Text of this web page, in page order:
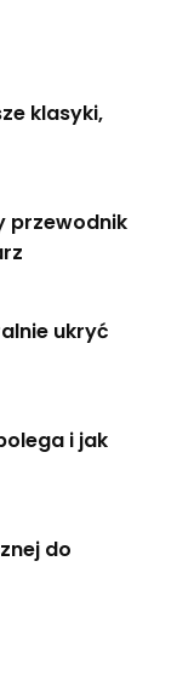
klasyki,
przewodnik
ukryć
i jak
do